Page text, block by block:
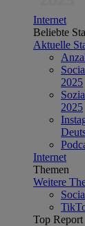
Internet
Beliebte
Aktuelle
2025
2025
Internet
Themen
Weitere
Top Report